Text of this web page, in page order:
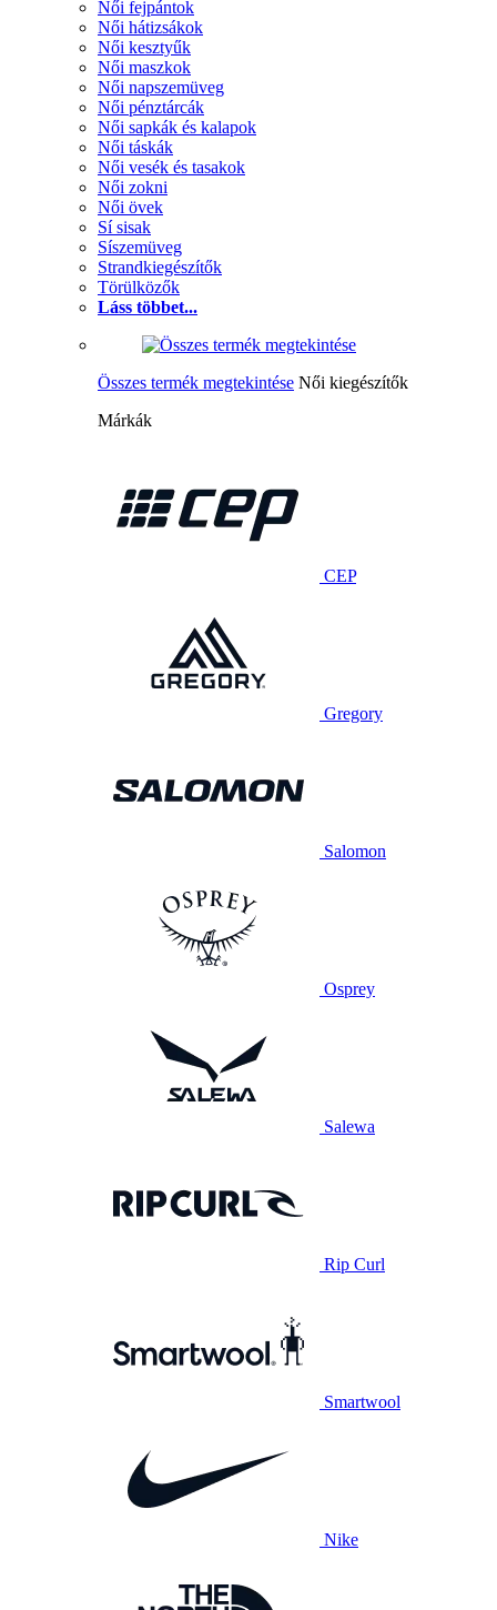
Női fejpántok
Női hátizsákok
Női kesztyűk
Női maszkok
Női napszemüveg
Női pénztárcák
Női sapkák és kalapok
Női táskák
Női vesék és tasakok
Női zokni
Női övek
Sí sisak
Síszemüveg
Strandkiegészítők
Törülközők
Láss többet...
Összes termék megtekintése Női kiegészítők
Márkák
CEP
Gregory
Salomon
Osprey
Salewa
Rip Curl
Smartwool
Nike